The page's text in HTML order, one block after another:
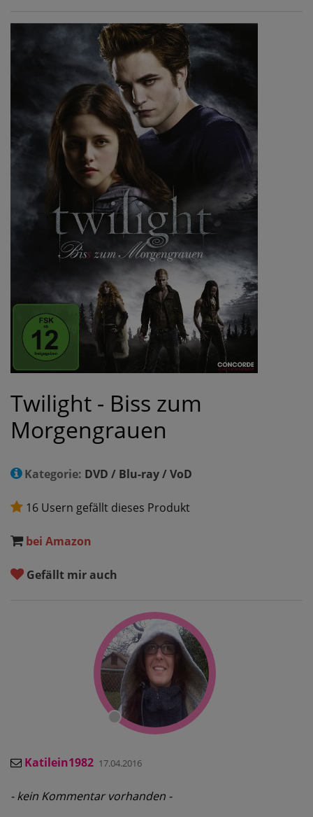
Twilight - Biss zum
Morgengrauen
Kategorie: DVD / Blu-ray / VoD
16 Usern gefällt dieses Produkt
bei Amazon
Gefällt mir auch
Katilein1982 17.04.2016
- kein Kommentar vorhanden -